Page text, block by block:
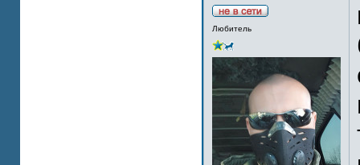
Любитель